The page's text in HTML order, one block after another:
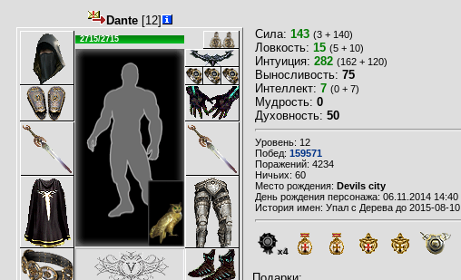
Dante[12]
2715/2715 Сила: 143 (3 + 140)
Ловкость: 15 (5 + 10)
Интуиция: 282 (162 + 120)
Выносливость: 75
Интеллект: 7 (0 + 7)
Мудрость: 0
Духовность: 50
Уровень: 12
Побед: 159571
Поражений: 4234
Ничьих: 60
Место рождения: Devils city
День рождения персонажа: 06.11.2014 14:40
История имен: Упал с Дерева до 2015-08-
x4